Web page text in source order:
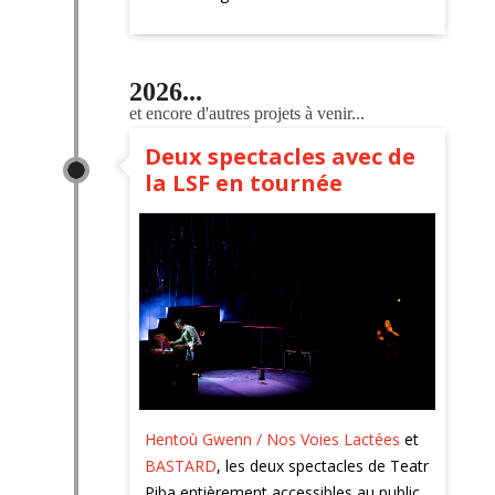
2026...
et encore d'autres projets à venir...
Deux spectacles avec de
la LSF en tournée
Hentoù Gwenn / Nos Voies Lactées et
BASTARD, les deux spectacles de Teatr